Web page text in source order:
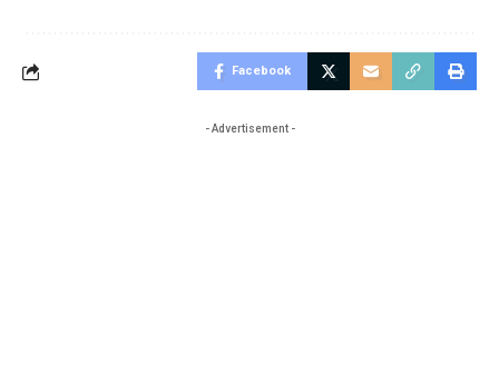
Facebook
- Advertisement -